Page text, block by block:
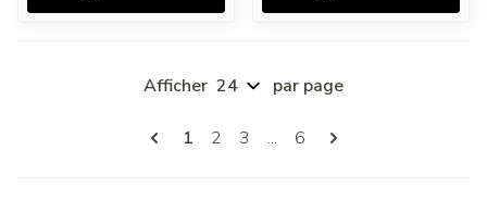
Pages
Vous lisez actuellement la page
1 Page
2 Page
3 ... Page
6
Afficher par page